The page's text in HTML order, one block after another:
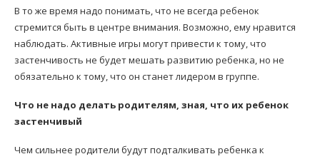
В то же время надо понимать, что не всегда ребенок
стремится быть в центре внимания. Возможно, ему нравится
наблюдать. Активные игры могут привести к тому, что
застенчивость не будет мешать развитию ребенка, но не
обязательно к тому, что он станет лидером в группе.
Что не надо делать родителям, зная, что их ребенок
застенчивый
Чем сильнее родители будут подталкивать ребенка к